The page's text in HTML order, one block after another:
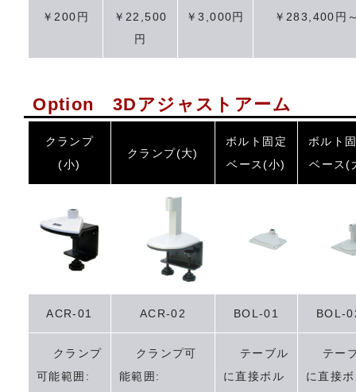
￥200円
￥22,500
円
￥3,000円 ￥283,400円
Option 3Dアジャストアーム
クランプ
(小)
クランプ(大)
ボルト固定
ベース(小)
ボルト
ベース(
ACR-01 ACR-02 BOL-01 BOL-
クランプ
可能範囲:
クランプ可
能範囲:
テーブル
に直接ボル
テー
に直接